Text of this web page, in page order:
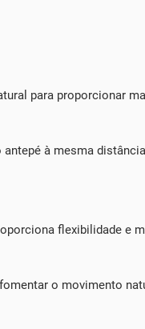
para proporcionar
à mesma
flexibilidade e
o movimento